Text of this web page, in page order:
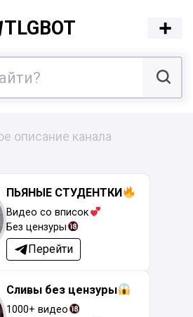
TLGBOT
описание канала
ПЬЯНЫЕ СТУДЕНТКИ
Видео со вписок
Без цензуры
Перейти
Сливы без цензуры
1000+ видео